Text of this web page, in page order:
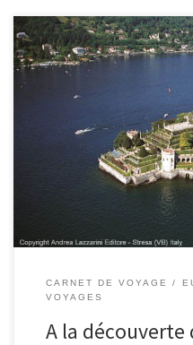
Apres mon retour de
weekend au nord d’Italie.
Majeur et ses îles Borromées:
dei Pescatori. Merci au bureau
l’utilisation de leurs photos.
CARNET DE VOYAGE
VOYAGES
A la découverte